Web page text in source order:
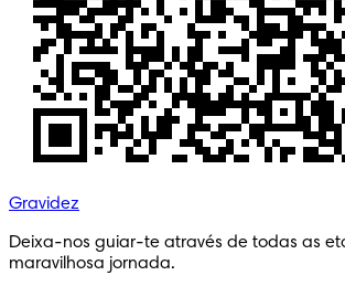
Gravidez
Deixa-nos guiar-te através de todas as
maravilhosa jornada.